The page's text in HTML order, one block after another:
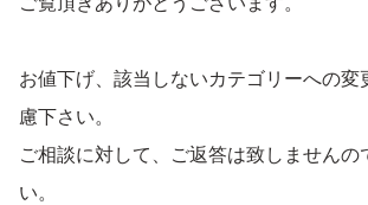
お値下げ、該当しないカテゴリーへの変
慮下さい。
ご相談に対して、ご返答は致しませんの
い。